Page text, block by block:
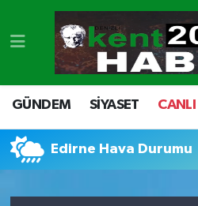
GÜNDEM SİYASET CANLI
Edirne Hava Durumu
GÜNDEM
SİYASET
Denizli Nöbetçi
Denizli Hava Durumu